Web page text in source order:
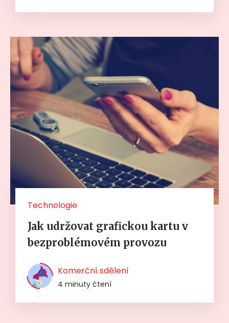
Technologie
Jak udržovat grafickou kartu v
bezproblémovém provozu
Komerční sdělení
4 minuty čtení